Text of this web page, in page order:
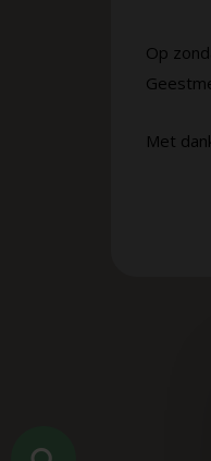
Op
Met